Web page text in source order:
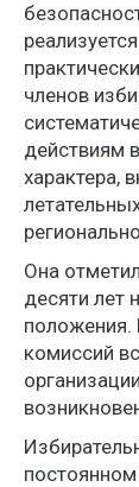
членов
действиям
характера,
Она
десяти лет
положения.
комиссий